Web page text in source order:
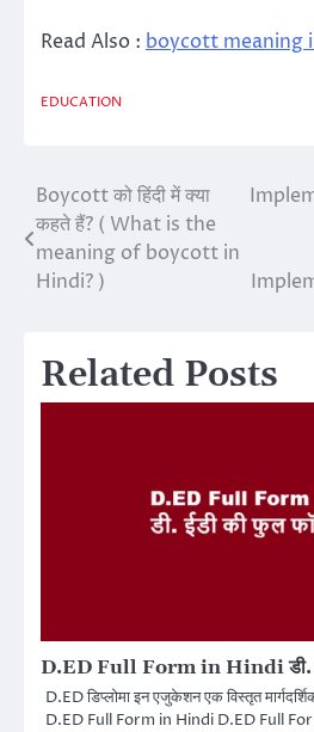
Read Also : boycott meaning
EDUCATION
Post
navigation
Boycott को हिंदी में क्या
कहते हैं? ( What is the
meaning of boycott in
Hindi? )
Related Posts
D.ED Full Form in Hindi डी.
D.ED डिप्लोमा इन एजुकेशन एक विस्तृत
D.ED Full Form in Hindi D.ED Full